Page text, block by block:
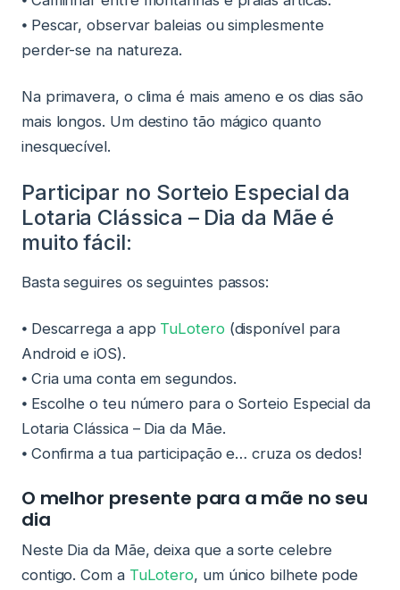
⦁ Pescar, observar baleias ou simplesmente
perder-se na natureza.
Na primavera, o clima é mais ameno e os dias são
mais longos. Um destino tão mágico quanto
inesquecível.
Participar no Sorteio Especial da
Lotaria Clássica – Dia da Mãe é
muito fácil:
Basta seguires os seguintes passos:
⦁ Descarrega a app TuLotero (disponível para
Android e iOS).
⦁ Cria uma conta em segundos.
⦁ Escolhe o teu número para o Sorteio Especial da
Lotaria Clássica – Dia da Mãe.
⦁ Confirma a tua participação e… cruza os dedos!
O melhor presente para a mãe no seu
dia
Neste Dia da Mãe, deixa que a sorte celebre
contigo. Com a TuLotero, um único bilhete pode